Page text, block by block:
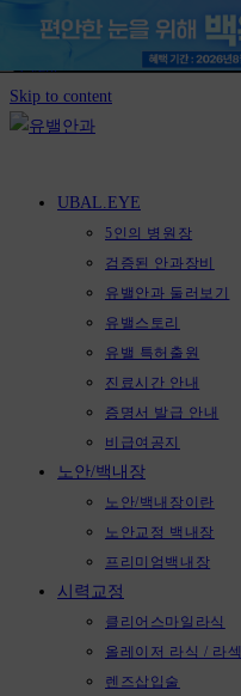
Skip to content
UBAL.EYE
5인의 병원장
검증된 안과장비
유밸안과 둘러보기
유밸스토리
유밸 특허출원
진료시간 안내
증명서 발급 안내
비급여공지
노안/백내장
노안/백내장이란
노안교정 백내장
프리미엄백내장
시력교정
클리어스마일라식
올레이저 라식 / 라섹
렌즈삽입술